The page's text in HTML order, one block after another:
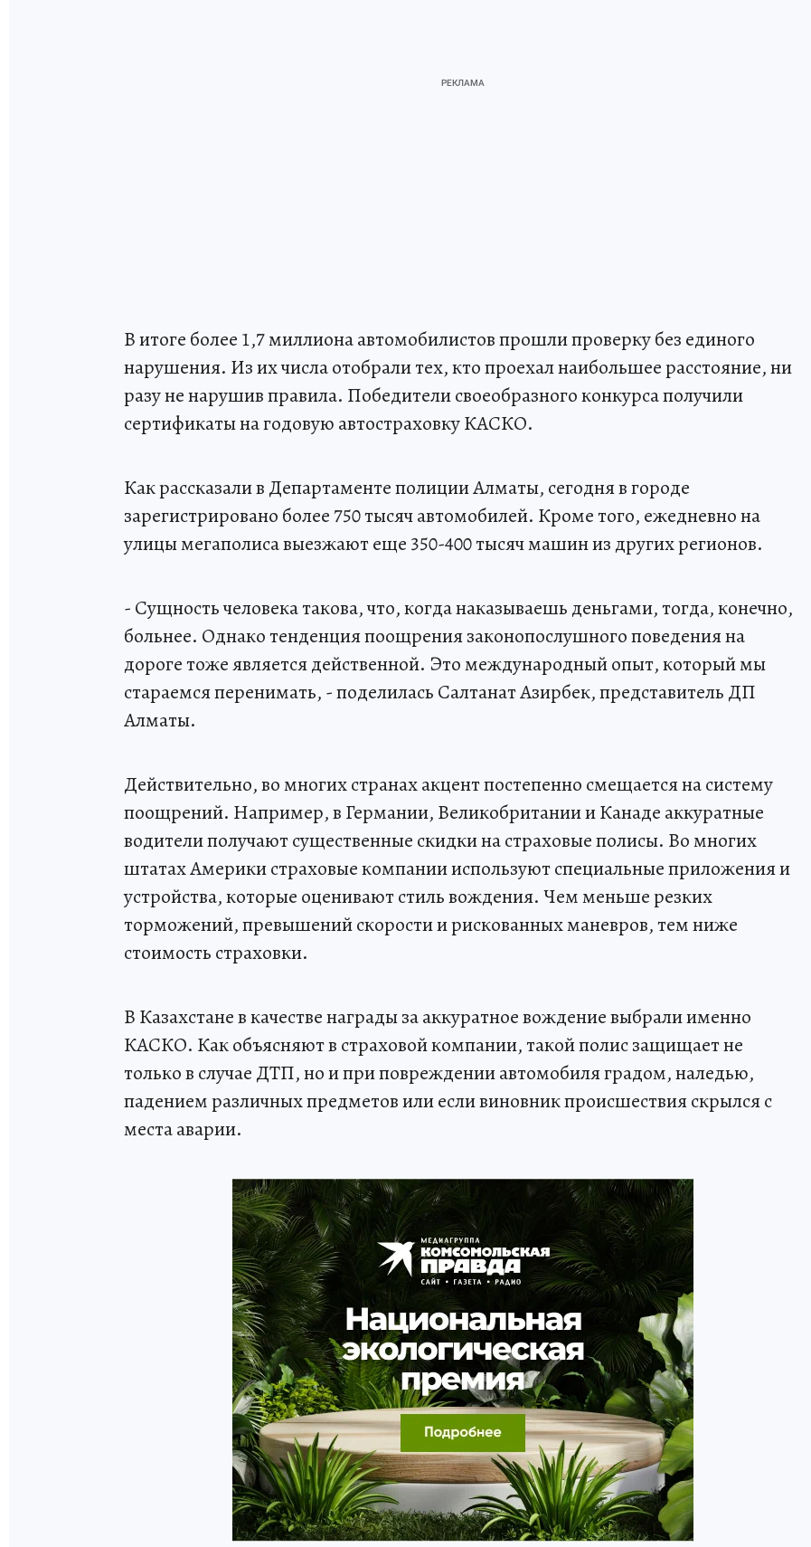
В итоге более 1,7 миллиона автомобилистов прошли проверку без единого
нарушения. Из их числа отобрали тех, кто проехал наибольшее расстояние, ни
разу не нарушив правила. Победители своеобразного конкурса получили
сертификаты на годовую автостраховку КАСКО.
Как рассказали в Департаменте полиции Алматы, сегодня в городе
зарегистрировано более 750 тысяч автомобилей. Кроме того, ежедневно на
улицы мегаполиса выезжают еще 350-400 тысяч машин из других регионов.
- Сущность человека такова, что, когда наказываешь деньгами, тогда, конечно,
больнее. Однако тенденция поощрения законопослушного поведения на
дороге тоже является действенной. Это международный опыт, который мы
стараемся перенимать, - поделилась Салтанат Азирбек, представитель ДП
Алматы.
Действительно, во многих странах акцент постепенно смещается на систему
поощрений. Например, в Германии, Великобритании и Канаде аккуратные
водители получают существенные скидки на страховые полисы. Во многих
штатах Америки страховые компании используют специальные приложения и
устройства, которые оценивают стиль вождения. Чем меньше резких
торможений, превышений скорости и рискованных маневров, тем ниже
стоимость страховки.
В Казахстане в качестве награды за аккуратное вождение выбрали именно
КАСКО. Как объясняют в страховой компании, такой полис защищает не
только в случае ДТП, но и при повреждении автомобиля градом, наледью,
падением различных предметов или если виновник происшествия скрылся с
места аварии.